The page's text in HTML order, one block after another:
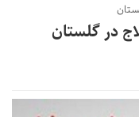
در گلستان